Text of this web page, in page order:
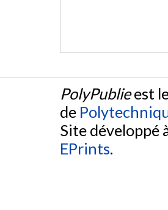
PolyPublieest
de
Site développé
EPrints.